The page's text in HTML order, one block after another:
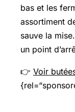
bas et les
assortiment
sauve la
un point
👉 Voir